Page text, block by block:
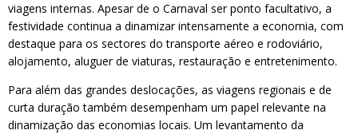
viagens internas. Apesar de o Carnaval ser ponto facultativo, a
festividade continua a dinamizar intensamente a economia, com
destaque para os sectores do transporte aéreo e rodoviário,
alojamento, aluguer de viaturas, restauração e entretenimento.
Para além das grandes deslocações, as viagens regionais e de
curta duração também desempenham um papel relevante na
dinamização das economias locais. Um levantamento da